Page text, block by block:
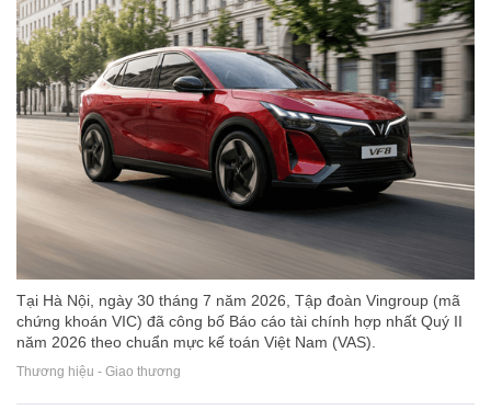
Tại Hà Nội, ngày 30 tháng 7 năm 2026, Tập đoàn Vingroup (mã
chứng khoán VIC) đã công bố Báo cáo tài chính hợp nhất Quý II
năm 2026 theo chuẩn mực kế toán Việt Nam (VAS).
Thương hiệu - Giao thương